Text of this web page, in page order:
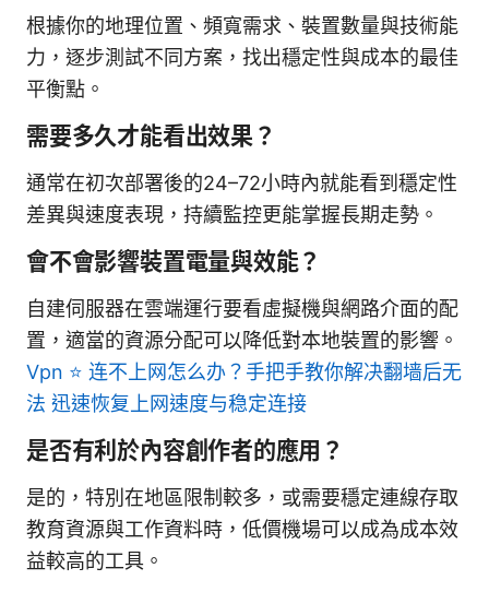
根據你的地理位置、頻寬需求、裝置數量與技術能
力，逐步測試不同方案，找出穩定性與成本的最佳
平衡點。
需要多久才能看出效果？
通常在初次部署後的24–72小時內就能看到穩定性
差異與速度表現，持續監控更能掌握長期走勢。
會不會影響裝置電量與效能？
自建伺服器在雲端運行要看虛擬機與網路介面的配
置，適當的資源分配可以降低對本地裝置的影響。
Vpn ⭐ 连不上网怎么办？手把手教你解决翻墙后无
法 迅速恢复上网速度与稳定连接
是否有利於內容創作者的應用？
是的，特別在地區限制較多，或需要穩定連線存取
教育資源與工作資料時，低價機場可以成為成本效
益較高的工具。